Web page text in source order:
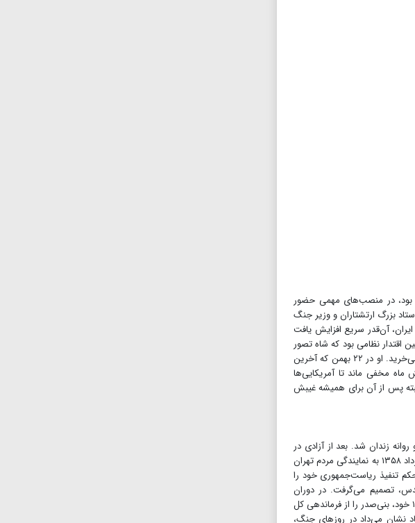
بود، در منصب‌های مهمی حضور
بزرگ ارتشتاران و وزیر جنگ
آن‌قدر سریع افزایش یافت
اقتدار نظامی بود که شاه تصور
می‌کرد سلطنتش پایدار می‌ماند. رابطه طوفانیان با اسرائیل هم خوب بود، دائم به آن کشور رفت‌و‌آمد داشت و سلاح می‌خرید. او در ۲۲ بهمن که آخرین
مخفی ماند تا آمریکایی‌ها
پس از آن برای همیشه غیبش
زندان شد. بعد از آزادی در
سال ۱۳۴۲ به فرانسه رفت. بنی‌صدر بعد از ۱۵ سال اقامت در پاریس، همراه با پرواز انقلاب به ایران بازگشت و در ۱۲ مرداد ۱۳۵۸ به نمایندگی مردم تهران
قانون اساسی انتخاب شد. بعد از آن هم نامزد انتخابات ریاست‌جمهوری شد و در ۱۵ بهمن ۱۳۵۸ حکم تنفیذ ریاست‌جمهوری خود را
تصمیم می‌گرفت. در دوران
ریاست‌جمهوری او ترور نیروهای انقلابی و ناامنی شدت گرفت و منافقان قدرت گرفته بودند. امام در حکم ۲۰ خرداد ۱۳۶۰ خود، بنی‌صدر را از فرماندهی کل
نشان می‌داد در روزهای جنگ،